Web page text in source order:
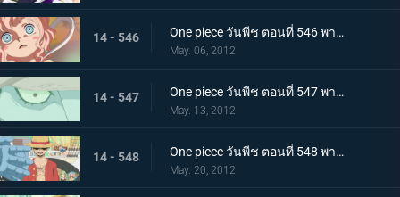
14 - 546 One piece วันพีช ตอนที่ 546 พากย์ไทย โศกนาฏกรรมที่มาอย่างเฉียบพลัน! กระสุนสังหารที่ดับอนาคต
May. 06, 2012
14 - 547 One piece วันพีช ตอนที่ 547 พากย์ไทย กลับสู่ปัจจุบัน! โฮดี้เริ่มเคลื่อนไหว
May. 13, 2012
14 - 548 One piece วันพีช ตอนที่ 548 พากย์ไทย สะเทือนทั้งอาณาจักร คำสั่งประหารเนปจูน
May. 20, 2012